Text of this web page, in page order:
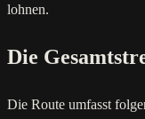
lohnen.
Die
Die Route umfasst